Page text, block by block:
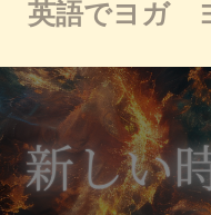
英語でヨガ